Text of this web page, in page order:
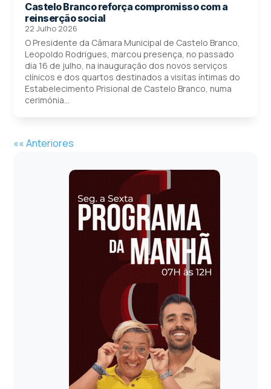
Castelo Branco reforça compromisso com a
reinserção social
22 Julho 2026
O Presidente da Câmara Municipal de Castelo Branco,
Leopoldo Rodrigues, marcou presença, no passado
dia 16 de julho, na inauguração dos novos serviços
clínicos e dos quartos destinados a visitas íntimas do
Estabelecimento Prisional de Castelo Branco, numa
cerimónia...
«« Anteriores